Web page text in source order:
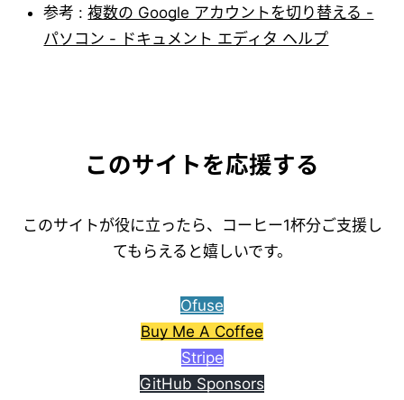
参考 :複数の Google アカウントを切り替える -
パソコン - ドキュメント エディタ ヘルプ
このサイトを応援する
このサイトが役に立ったら、コーヒー1杯分ご支援し
てもらえると嬉しいです。
Ofuse
Buy Me A Coffee
Stripe
GitHub Sponsors